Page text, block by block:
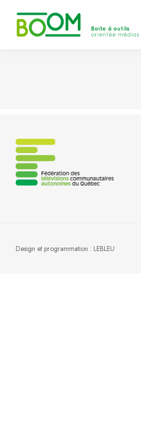
Design et programmation : LEBLEU